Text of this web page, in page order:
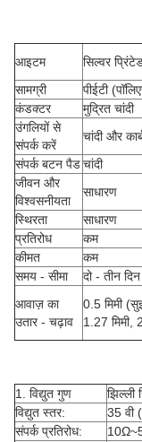
आइटम सिल्वर
सामग्री
पीईटी
कंडक्टर
मुद्रित चांदी
उंगलियों से
संपर्क करें
चांदी और
संपर्क बटन पैडचांदी
जीवन और
विश्वसनीयता
साधारण
स्थिरता
साधारण
प्रतिरोध
कम
कीमत
कम
समय - सीमा
दो - तीन दिन
आवाज़ का
उतार - चढ़ाव
0.5 मिमी
1.27 मिमी,
1. विद्युत गुण
झिल्ली
विद्युत स्तर:
35 वी
संपर्क प्रतिरोध: